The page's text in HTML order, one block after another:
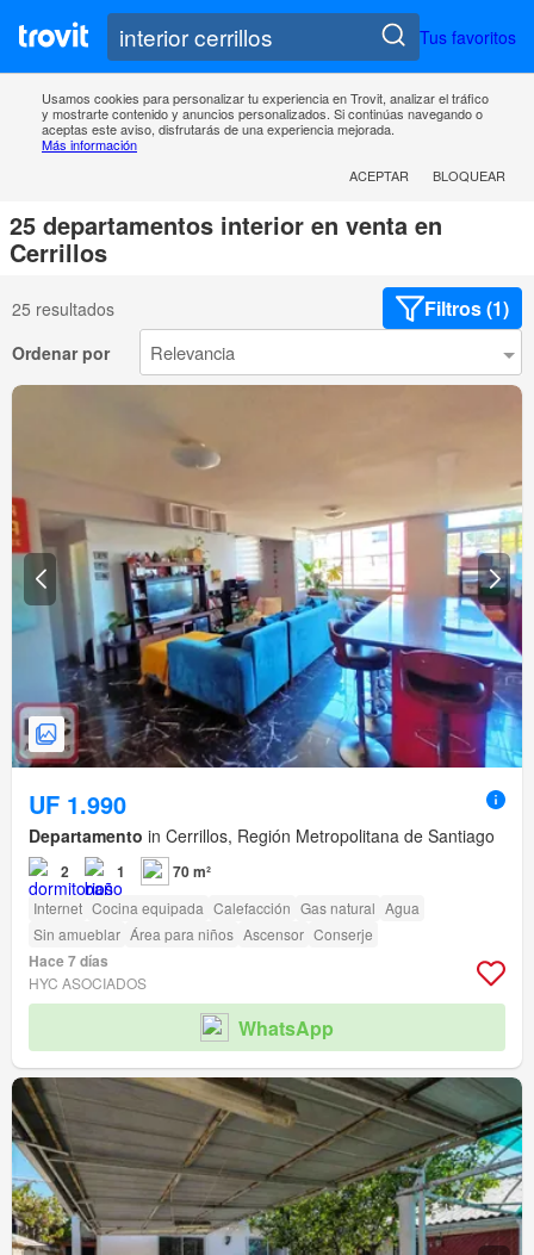
Tus favoritos
Usamos cookies para personalizar tu experiencia en Trovit, analizar el tráfico
y mostrarte contenido y anuncios personalizados. Si continúas navegando o
aceptas este aviso, disfrutarás de una experiencia mejorada.
Más información
ACEPTAR
BLOQUEAR
25 departamentos interior en venta en
Cerrillos
25 resultados Filtros (1)
Ordenar por
UF 1.990
Departamento in Cerrillos, Región Metropolitana de Santiago
2 1 70 m²
Internet Cocina equipada Calefacción Gas natural Agua
Sin amueblar Área para niños Ascensor Conserje
Hace 7 días
HYC ASOCIADOS
WhatsApp